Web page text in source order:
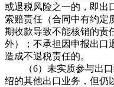
或退税风险之一的，即出
索赔责任（合同中有约定
期收款导致不能核销的责
外）；不承担因申报出口
造成不退税责任的。
（6）未实质参与出口
绍的其他出口业务，但仍